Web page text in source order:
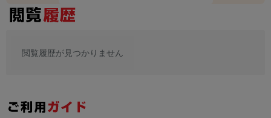
閲覧履歴が見つかりません